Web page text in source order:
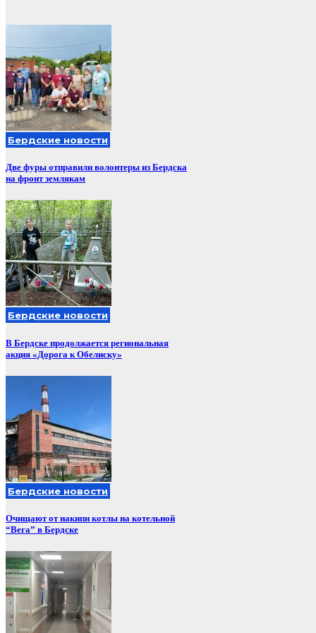
Бердские новости
Две фуры отправили волонтеры из Бердска
на фронт землякам
Бердские новости
В Бердске продолжается региональная
акция «Дорога к Обелиску»
Бердские новости
Очищают от накипи котлы на котельной
“Вега” в Бердске